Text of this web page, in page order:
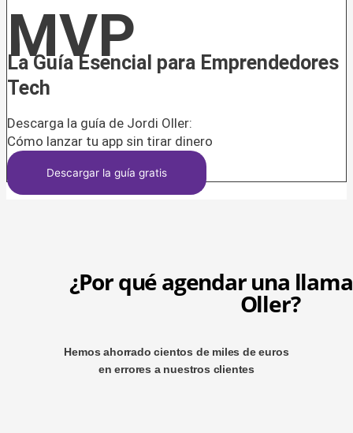
MVP
La Guía Esencial para Emprendedores
Tech
Descarga la guía de Jordi Oller:
Cómo lanzar tu app sin tirar dinero
Descargar la guía gratis
¿Por qué agendar una
Oller?
Hemos ahorrado cientos de miles de euros
en errores a nuestros clientes